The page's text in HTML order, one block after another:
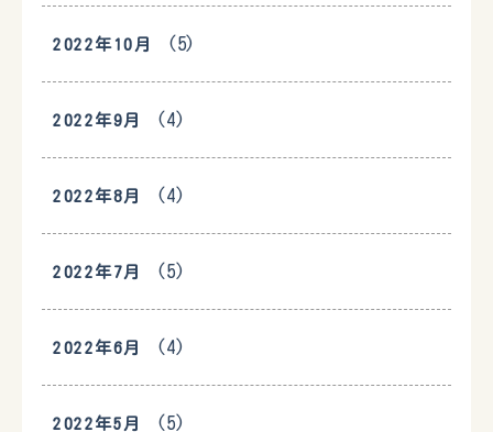
2022年10月 (5)
2022年9月 (4)
2022年8月 (4)
2022年7月 (5)
2022年6月 (4)
2022年5月 (5)